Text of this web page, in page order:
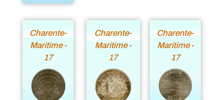
Charente-
Maritime -
17
Charente-
Maritime -
17
Charente-
Maritime -
17